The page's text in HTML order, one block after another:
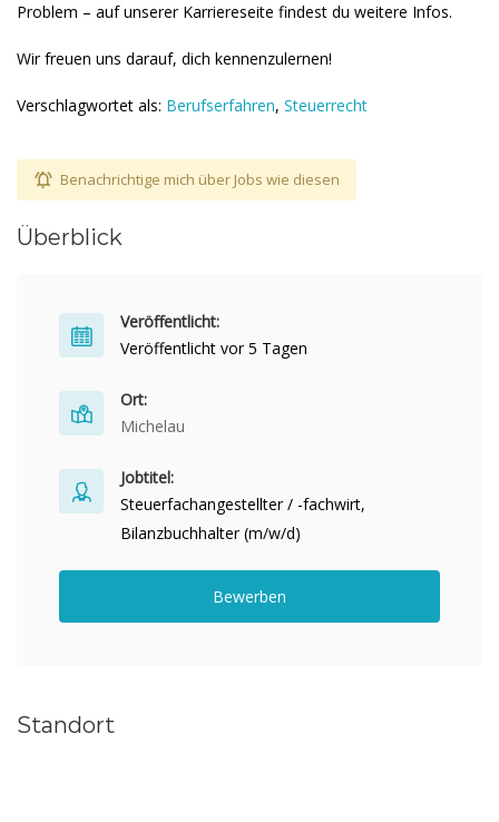
Problem – auf unserer Karriereseite findest du weitere Infos.
Wir freuen uns darauf, dich kennenzulernen!
Verschlagwortet als: Berufserfahren, Steuerrecht
Benachrichtige mich über Jobs wie diesen
Überblick
Veröffentlicht:
Veröffentlicht vor 5 Tagen
Ort:
Michelau
Jobtitel:
Steuerfachangestellter / -fachwirt,
Bilanzbuchhalter (m/w/d)
Bewerben
Standort